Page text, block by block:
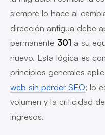
siempre lo hace al
dirección antigua debe
permanente 301 a su
nuevo. Esta lógica es
principios generales
web sin perder SEO; lo
volumen y la criticidad
ingresos.